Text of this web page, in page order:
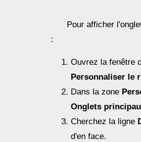
Pour afficher
:
Ouvrez la fenêtre
Personnaliser le
Dans la zone
Onglets
Cherchez la ligne
d'en face.